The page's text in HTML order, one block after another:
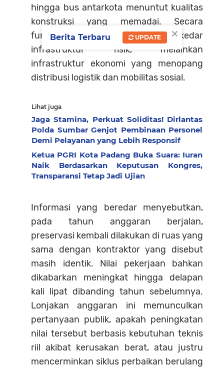
hingga bus antarkota menuntut kualitas
konstruksi yang memadai. Secara
fungsional, jalan nasional tidak sekedar
infrastruktur fisik, melainkan
infrastruktur ekonomi yang menopang
distribusi logistik dan mobilitas sosial.
Lihat juga
Jaga Stamina, Perkuat Soliditas! Dirlantas
Polda Sumbar Genjot Pembinaan Personel
Demi Pelayanan yang Lebih Responsif
Ketua PGRI Kota Padang Buka Suara: Iuran
Naik Berdasarkan Keputusan Kongres,
Transparansi Tetap Jadi Ujian
Informasi yang beredar menyebutkan,
pada tahun anggaran berjalan,
preservasi kembali dilakukan di ruas yang
sama dengan kontraktor yang disebut
masih identik. Nilai pekerjaan bahkan
dikabarkan meningkat hingga delapan
kali lipat dibanding tahun sebelumnya.
Lonjakan anggaran ini memunculkan
pertanyaan publik, apakah peningkatan
nilai tersebut berbasis kebutuhan teknis
riil akibat kerusakan berat, atau justru
mencerminkan siklus perbaikan berulang
×
Berita Terbaru UPDATE